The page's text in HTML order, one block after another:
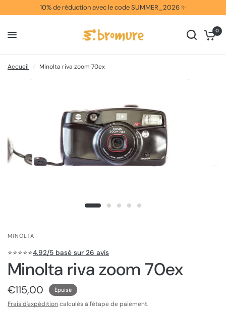
10% de réduction avec le code SUMMER_2026 ✨
0
Accueil / Minolta riva zoom 70ex
MINOLTA
⭐️⭐️⭐️⭐️⭐️4.92/5 basé sur 26 avis
Minolta riva zoom 70ex
€115,00 Épuisé
Frais d'expédition calculés à l'étape de paiement.